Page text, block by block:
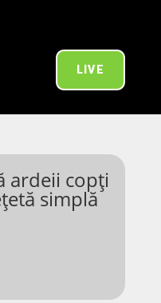
LIVE
ardeii copți
simplă